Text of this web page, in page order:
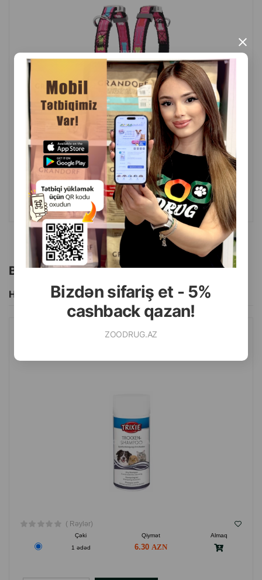
Bizdən sifariş et - 5%
cashback qazan!
ZOODRUG.AZ
×
Çəki Qiymət
Almaq
1 ədəd
3.15
ALMAQ
Bu brendin başqa məhsulları
Hamısını Gör
QURU ŞAMPUN TRIXIE ITLƏR, PIŞIKLƏR VƏ DIGƏR KIÇIK
( Rəylər)
Çəki Qiymət
Almaq
1 ədəd
6.30